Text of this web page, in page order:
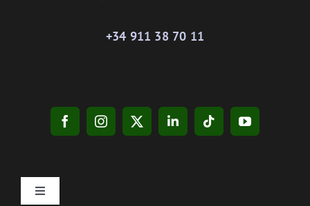
+34 911 38 70 11
Toggle